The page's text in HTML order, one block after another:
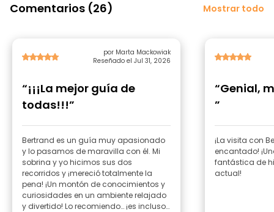
Comentarios (26) Mostrar todo
por Marta Mackowiak
Reseñado el Jul 31, 2026
“¡¡¡La mejor guía de
todas!!!”
Bertrand es un guía muy apasionado
y lo pasamos de maravilla con él. Mi
sobrina y yo hicimos sus dos
recorridos y ¡mereció totalmente la
pena! ¡Un montón de conocimientos y
curiosidades en un ambiente relajado
y divertido! Lo recomiendo… ¡es incluso
“Genial,
”
¡La visita con
encantado!
fantástica de
actual!